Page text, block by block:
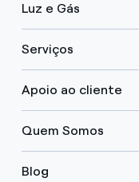
Luz e Gás
Serviços
Apoio ao cliente
Quem Somos
Blog